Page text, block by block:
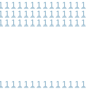
1 1 1 1 1 1 1 1 1 1 1 1 1
1 1 1 1 1 1 1 1 1 1 1 1 1
1 1 1 1 1 1 1 1 1 1 1 1 1
1 1 1 1 1 1 1 1 1 1 1 1 1